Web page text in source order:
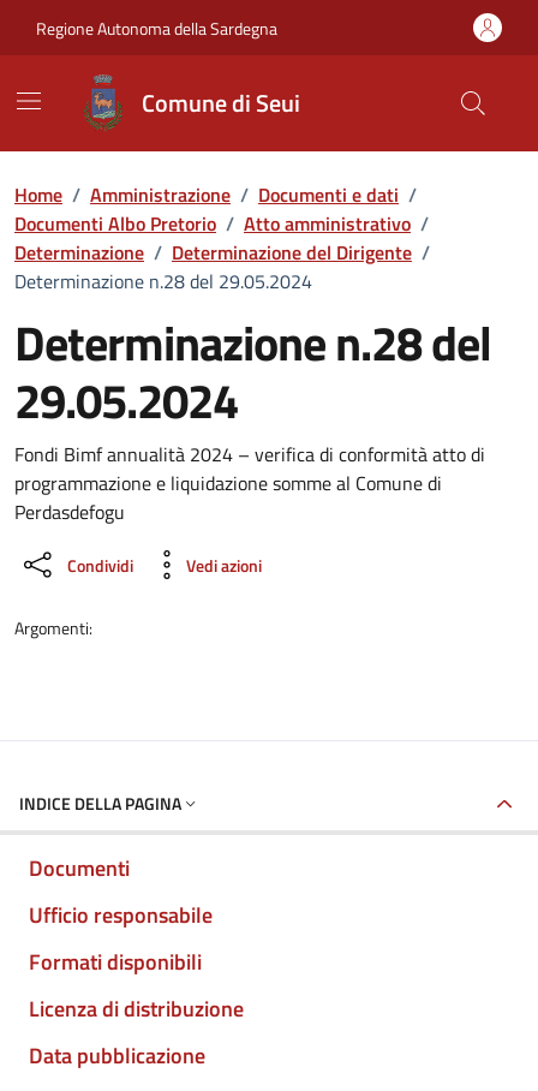
Regione Autonoma della Sardegna
Comune di Seui
Home / Amministrazione / Documenti e dati /
Documenti Albo Pretorio / Atto amministrativo /
Determinazione / Determinazione del Dirigente /
Determinazione n.28 del 29.05.2024
Determinazione n.28 del
29.05.2024
Dettaglio del documento
Fondi Bimf annualità 2024 – verifica di conformità atto di
programmazione e liquidazione somme al Comune di
Perdasdefogu
Condividi Vedi azioni
Argomenti:
INDICE DELLA PAGINA
Documenti
Ufficio responsabile
Formati disponibili
Licenza di distribuzione
Data pubblicazione